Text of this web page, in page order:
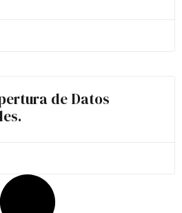
de Datos